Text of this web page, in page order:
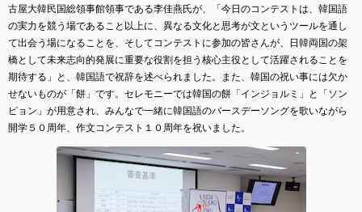
古屋大韓民国総領事館領事である李佳燕氏が、「今日のコンテストは、韓国語
の実力を競う場であること以上に、異なる文化と思考が文というツールを通し
て出会う場になることを、そしてコンテストに参加の皆さんが、日韓両国の架
橋として未来志向的発展に重要な役割を担う核心主役として活躍されることを
期待する」と、韓国語で祝辞を述べられました。また、韓国の祝い事には欠か
せないものが「餅」です。セレモニーでは韓国の餅「インジョルミ」と「ソン
ピョン」が用意され、みんなで一緒に韓国語のバースデーソングを歌いながら
開学５０周年、作文コンテスト１０周年を祝いました。